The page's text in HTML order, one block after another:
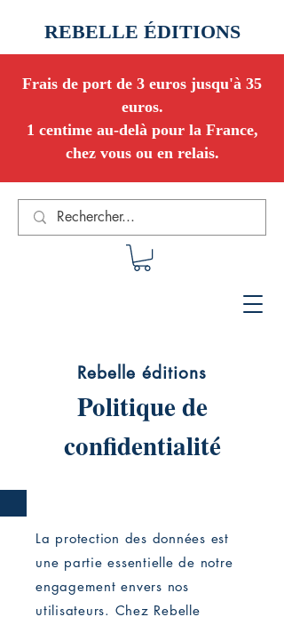
Frais de port de 3 euros jusqu'à 35
euros.
1 centime au-delà pour la France,
chez vous ou en relais.
REBELLE ÉDITIONS
Rebelle éditions
Politique de
confidentialité
La protection des données est
une partie essentielle de notre
engagement envers nos
utilisateurs. Chez Rebelle